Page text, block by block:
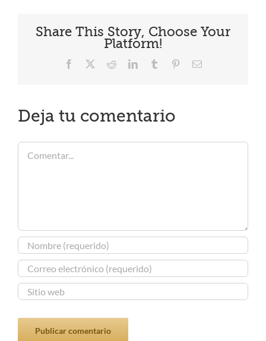
Share This Story, Choose Your
Platform!
Facebook RedditLinkedInTumblr PinterestCorreo
Deja tu comentario
Comentar